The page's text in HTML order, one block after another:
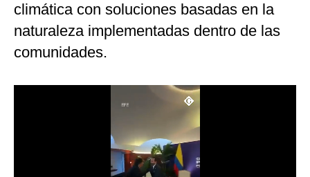
Tecnología
climática con soluciones basadas en la
naturaleza implementadas dentro de las
comunidades.